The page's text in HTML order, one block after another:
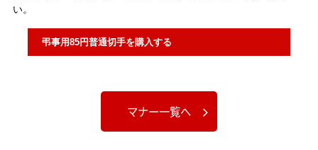
い。
弔事用85円普通切手を購入する
マナー一覧へ